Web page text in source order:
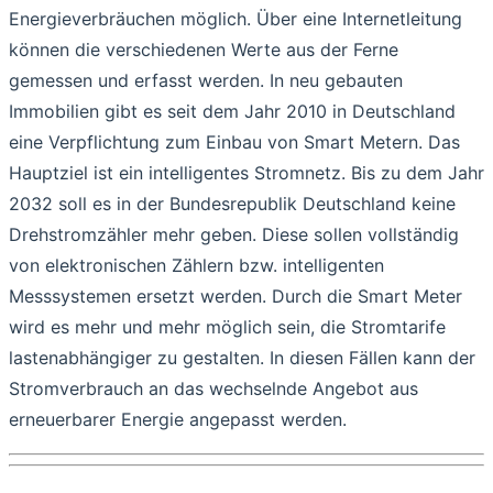
Energieverbräuchen möglich. Über eine Internetleitung
können die verschiedenen Werte aus der Ferne
gemessen und erfasst werden. In neu gebauten
Immobilien gibt es seit dem Jahr 2010 in Deutschland
eine Verpflichtung zum Einbau von Smart Metern. Das
Hauptziel ist ein intelligentes Stromnetz. Bis zu dem Jahr
2032 soll es in der Bundesrepublik Deutschland keine
Drehstromzähler mehr geben. Diese sollen vollständig
von elektronischen Zählern bzw. intelligenten
Messsystemen ersetzt werden. Durch die Smart Meter
wird es mehr und mehr möglich sein, die Stromtarife
lastenabhängiger zu gestalten. In diesen Fällen kann der
Stromverbrauch an das wechselnde Angebot aus
erneuerbarer Energie angepasst werden.